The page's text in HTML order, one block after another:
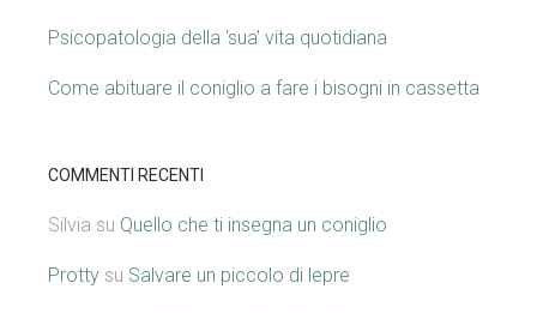
Psicopatologia della ‘sua’ vita quotidiana
Come abituare il coniglio a fare i bisogni in cassetta
COMMENTI RECENTI
Silvia su Quello che ti insegna un coniglio
Protty su Salvare un piccolo di lepre